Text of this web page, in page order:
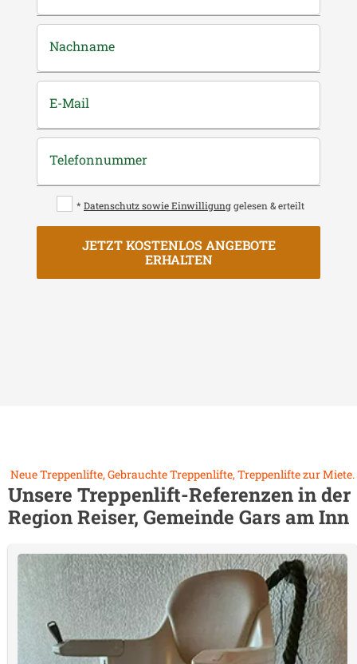
Nachname
E-Mail
Telefonnummer
* Datenschutz sowie Einwilligung gelesen & erteilt
JETZT KOSTENLOS ANGEBOTE
ERHALTEN
Neue Treppenlifte, Gebrauchte Treppenlifte, Treppenlifte zur Miete.
Unsere Treppenlift-Referenzen in der
RegionReiser, Gemeinde Gars am Inn